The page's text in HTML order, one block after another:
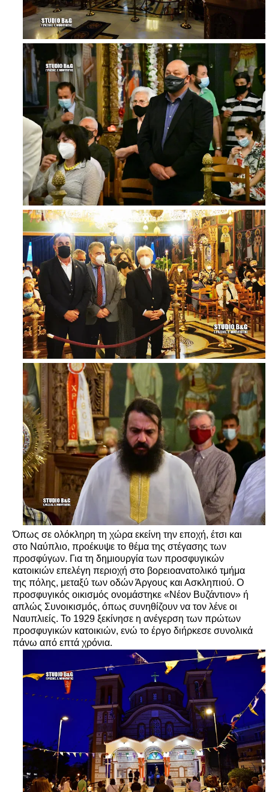
Όπως σε ολόκληρη τη χώρα εκείνη την εποχή, έτσι και
στο Ναύπλιο, προέκυψε το θέμα της στέγασης των
προσφύγων. Για τη δημιουργία των προσφυγικών
κατοικιών επελέγη περιοχή στο βορειοανατολικό τμήμα
της πόλης, μεταξύ των οδών Άργους και Ασκληπιού. Ο
προσφυγικός οικισμός ονομάστηκε «Νέον Βυζάντιον» ή
απλώς Συνοικισμός, όπως συνηθίζουν να τον λένε οι
Ναυπλιείς. Το 1929 ξεκίνησε η ανέγερση των πρώτων
προσφυγικών κατοικιών, ενώ το έργο διήρκεσε συνολικά
πάνω από επτά χρόνια.